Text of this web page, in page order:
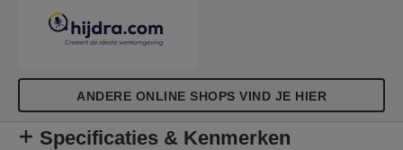
ANDERE ONLINE SHOPS VIND JE HIER
Specificaties & Kenmerken